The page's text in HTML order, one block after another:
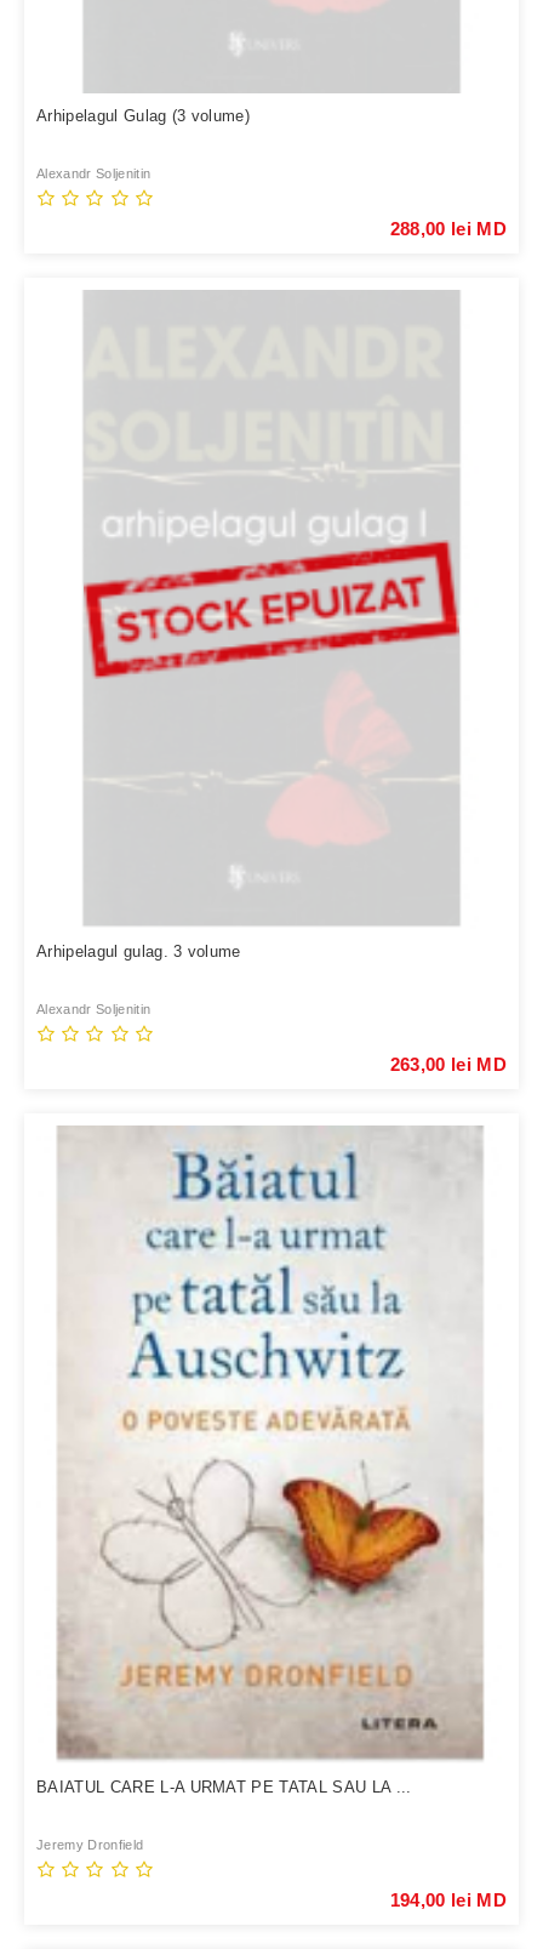
Arhipelagul Gulag (3 volume)
Alexandr Soljenitin
288,00 lei MD
Arhipelagul gulag. 3 volume
Alexandr Soljenitin
263,00 lei MD
BAIATUL CARE L-A URMAT PE TATAL SAU LA ...
Jeremy Dronfield
194,00 lei MD